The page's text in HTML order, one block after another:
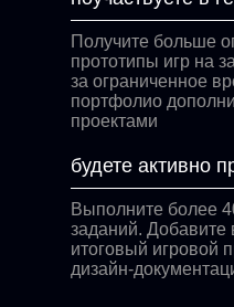
Получите больше
прототипы игр на
за ограниченное
портфолио
проектами
будете активно
Выполните более
заданий. Добавите
итоговый игровой
дизайн-